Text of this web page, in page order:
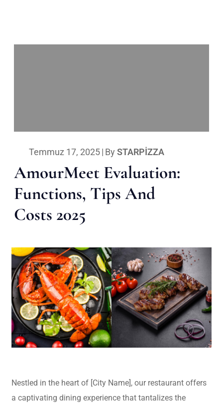
Temmuz 17, 2025| By STARPIZZA
AmourMeet Evaluation:
Functions, Tips And
Costs 2025
Nestled in the heart of [City Name], our restaurant offers
a captivating dining experience that tantalizes the